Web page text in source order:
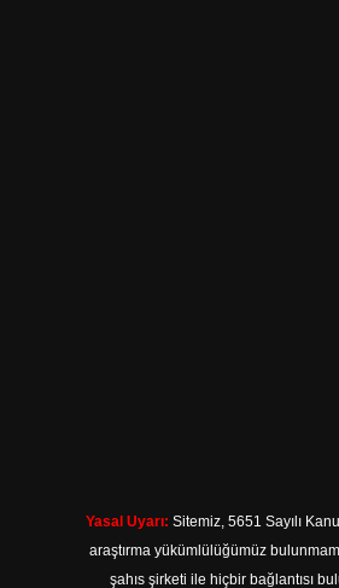
Yasal Uyarı: Sitemiz, 5651 Sayılı
araştırma yükümlülüğümüz
şahıs şirketi ile hiçbir bağlantısı